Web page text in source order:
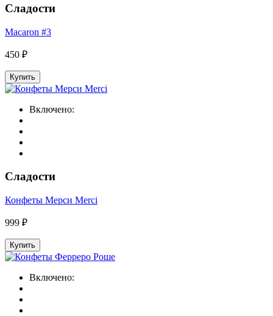
Сладости
Macaron #3
450 ₽
Купить
Включено:
Сладости
Конфеты Мерси Merci
999 ₽
Купить
Включено: